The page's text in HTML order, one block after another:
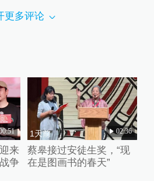
更多评论
来
争
1天前 02:36
蔡皋接过安徒生奖，“现
在是图画书的春天”